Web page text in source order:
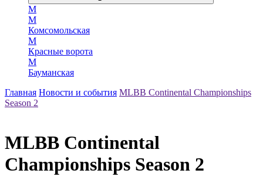
М
М
Комсомольская
М
Красные ворота
М
Бауманская
Главная Новости и события MLBB Continental Championships
Season 2
MLBB Continental
Championships Season 2